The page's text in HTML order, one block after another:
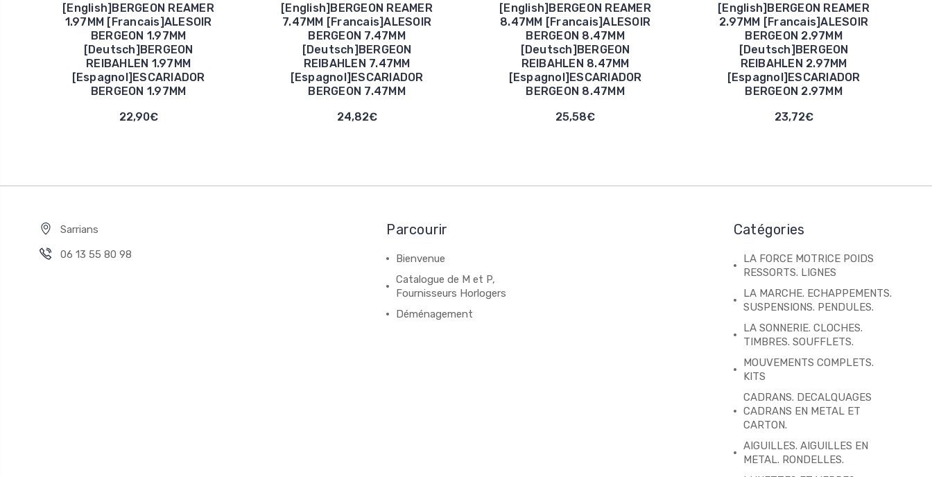
[English]BERGEON REAMER
1.97MM [Francais]ALESOIR
BERGEON 1.97MM
[Deutsch]BERGEON
REIBAHLEN 1.97MM
[Espagnol]ESCARIADOR
BERGEON 1.97MM
22,90€
[English]BERGEON REAMER
7.47MM [Francais]ALESOIR
BERGEON 7.47MM
[Deutsch]BERGEON
REIBAHLEN 7.47MM
[Espagnol]ESCARIADOR
BERGEON 7.47MM
24,82€
[English]BERGEON REAMER
8.47MM [Francais]ALESOIR
BERGEON 8.47MM
[Deutsch]BERGEON
REIBAHLEN 8.47MM
[Espagnol]ESCARIADOR
BERGEON 8.47MM
25,58€
[English]BERGEON REAMER
2.97MM [Francais]ALESOIR
BERGEON 2.97MM
[Deutsch]BERGEON
REIBAHLEN 2.97MM
[Espagnol]ESCARIADOR
BERGEON 2.97MM
23,72€
Sarrians
06 13 55 80 98
Parcourir
Bienvenue
Catalogue de M et P,
Fournisseurs Horlogers
Déménagement
Catégories
LA FORCE MOTRICE POIDS
RESSORTS. LIGNES
LA MARCHE. ECHAPPEMENTS.
SUSPENSIONS. PENDULES.
LA SONNERIE. CLOCHES.
TIMBRES. SOUFFLETS.
MOUVEMENTS COMPLETS.
KITS
CADRANS. DECALQUAGES
CADRANS EN METAL ET
CARTON.
AIGUILLES. AIGUILLES EN
METAL. RONDELLES.